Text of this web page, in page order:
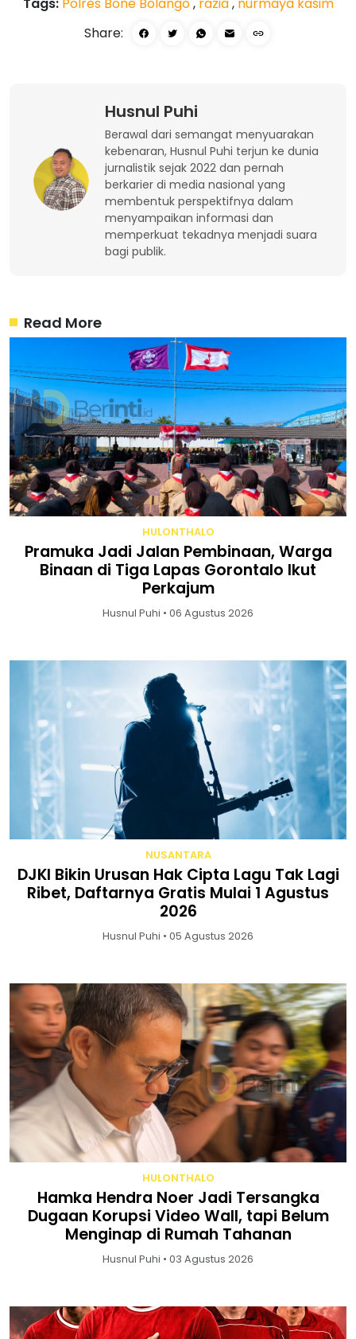
Share:
Husnul Puhi
Berawal dari semangat menyuarakan
kebenaran, Husnul Puhi terjun ke dunia
jurnalistik sejak 2022 dan pernah
berkarier di media nasional yang
membentuk perspektifnya dalam
menyampaikan informasi dan
memperkuat tekadnya menjadi suara
bagi publik.
Read More
HULONTHALO
Pramuka Jadi Jalan Pembinaan, Warga
Binaan di Tiga Lapas Gorontalo Ikut
Perkajum
Husnul Puhi • 06 Agustus 2026
NUSANTARA
DJKI Bikin Urusan Hak Cipta Lagu Tak Lagi
Ribet, Daftarnya Gratis Mulai 1 Agustus
2026
Husnul Puhi • 05 Agustus 2026
HULONTHALO
Hamka Hendra Noer Jadi Tersangka
Dugaan Korupsi Video Wall, tapi Belum
Menginap di Rumah Tahanan
Husnul Puhi • 03 Agustus 2026